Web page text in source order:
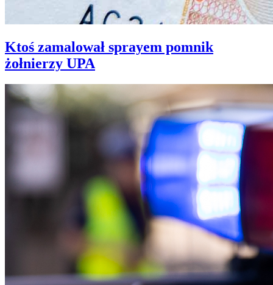
Ktoś zamalował sprayem pomnik
żołnierzy UPA